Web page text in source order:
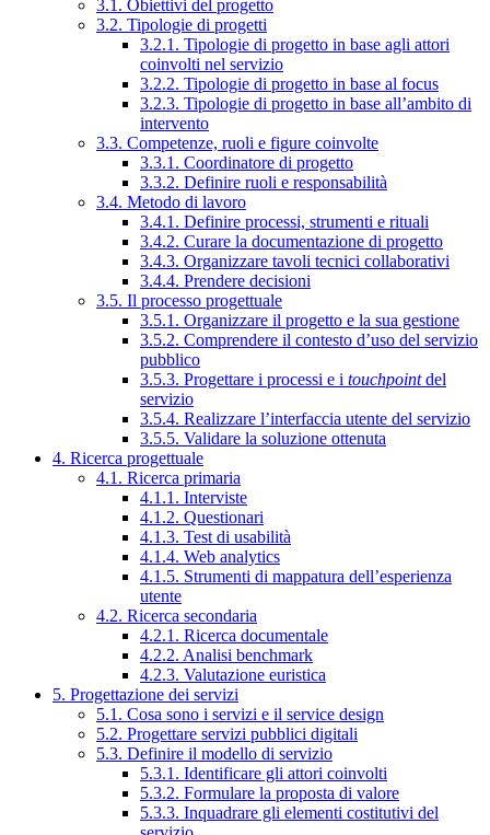
3.1. Obiettivi del progetto
3.2. Tipologie di progetti
3.2.1. Tipologie di progetto in base agli attori
coinvolti nel servizio
3.2.2. Tipologie di progetto in base al focus
3.2.3. Tipologie di progetto in base all’ambito di
intervento
3.3. Competenze, ruoli e figure coinvolte
3.3.1. Coordinatore di progetto
3.3.2. Definire ruoli e responsabilità
3.4. Metodo di lavoro
3.4.1. Definire processi, strumenti e rituali
3.4.2. Curare la documentazione di progetto
3.4.3. Organizzare tavoli tecnici collaborativi
3.4.4. Prendere decisioni
3.5. Il processo progettuale
3.5.1. Organizzare il progetto e la sua gestione
3.5.2. Comprendere il contesto d’uso del servizio
pubblico
3.5.3. Progettare i processi e i touchpointdel
servizio
3.5.4. Realizzare l’interfaccia utente del servizio
3.5.5. Validare la soluzione ottenuta
4. Ricerca progettuale
4.1. Ricerca primaria
4.1.1. Interviste
4.1.2. Questionari
4.1.3. Test di usabilità
4.1.4. Web analytics
4.1.5. Strumenti di mappatura dell’esperienza
utente
4.2. Ricerca secondaria
4.2.1. Ricerca documentale
4.2.2. Analisi benchmark
4.2.3. Valutazione euristica
5. Progettazione dei servizi
5.1. Cosa sono i servizi e il service design
5.2. Progettare servizi pubblici digitali
5.3. Definire il modello di servizio
5.3.1. Identificare gli attori coinvolti
5.3.2. Formulare la proposta di valore
5.3.3. Inquadrare gli elementi costitutivi del